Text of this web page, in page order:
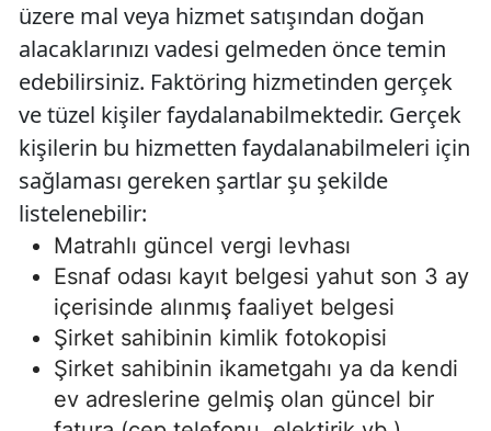
üzere mal veya hizmet satışından doğan
alacaklarınızı vadesi gelmeden önce temin
edebilirsiniz. Faktöring hizmetinden gerçek
ve tüzel kişiler faydalanabilmektedir. Gerçek
kişilerin bu hizmetten faydalanabilmeleri için
sağlaması gereken şartlar şu şekilde
listelenebilir:
Matrahlı güncel vergi levhası
Esnaf odası kayıt belgesi yahut son 3 ay
içerisinde alınmış faaliyet belgesi
Şirket sahibinin kimlik fotokopisi
Şirket sahibinin ikametgahı ya da kendi
ev adreslerine gelmiş olan güncel bir